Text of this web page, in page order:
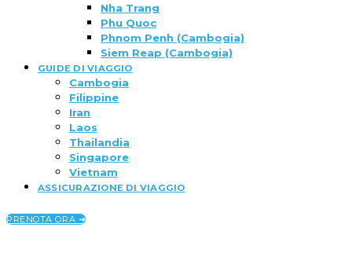
Nha Trang
Phu Quoc
Phnom Penh (Cambogia)
Siem Reap (Cambogia)
GUIDE DI VIAGGIO
Cambogia
Filippine
Iran
Laos
Thailandia
Singapore
Vietnam
ASSICURAZIONE DI VIAGGIO
PRENOTA ORA ➜